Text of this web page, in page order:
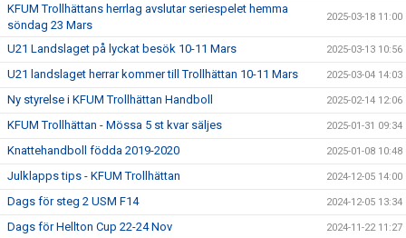
KFUM Trollhättans herrlag avslutar seriespelet hemma
söndag 23 Mars
2025-03-18 11:00
U21 Landslaget på lyckat besök 10-11 Mars 2025-03-13 10:56
U21 landslaget herrar kommer till Trollhättan 10-11 Mars 2025-03-04 14:03
Ny styrelse i KFUM Trollhättan Handboll 2025-02-14 12:06
KFUM Trollhättan - Mössa 5 st kvar säljes 2025-01-31 09:34
Knattehandboll födda 2019-2020 2025-01-08 10:48
Julklapps tips - KFUM Trollhättan 2024-12-05 14:00
Dags för steg 2 USM F14 2024-12-05 13:34
Dags för Hellton Cup 22-24 Nov 2024-11-22 11:27